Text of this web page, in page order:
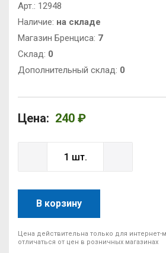
Арт.: 12948
Наличие: на складе
Магазин Бренциса: 7
Cклад: 0
Дополнительный склад: 0
Цена: 240 ₽
В корзину
Цена действительна только для интернет-
отличаться от цен в розничных магазинах